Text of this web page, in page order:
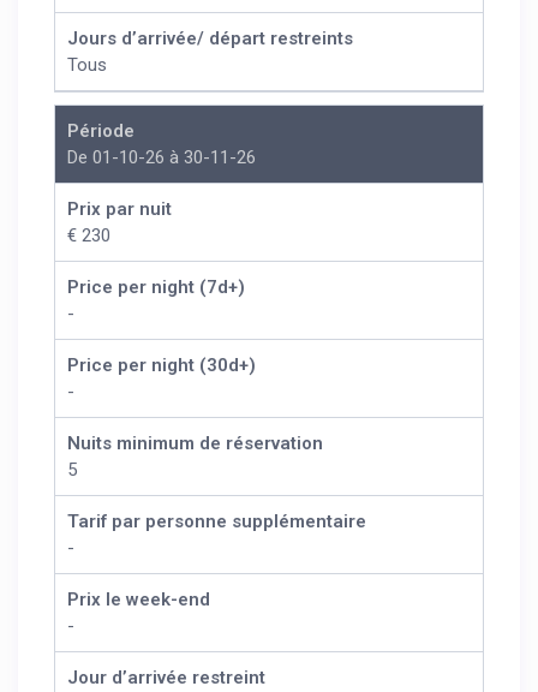
Jours d’arrivée/ départ restreints
Tous
Période
De 01-10-26 à 30-11-26
Prix par nuit
€ 230
Price per night (7d+)
-
Price per night (30d+)
-
Nuits minimum de réservation
5
Tarif par personne supplémentaire
-
Prix le week-end
-
Jour d’arrivée restreint